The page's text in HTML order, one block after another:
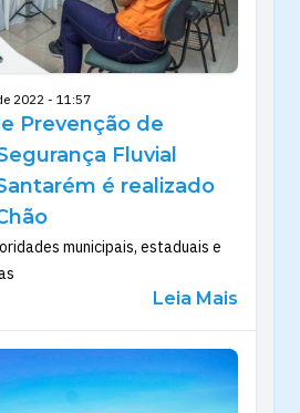
2022 - 11:57
Prevenção de
Fluvial
é realizado
municipais, estaduais e
Leia Mais